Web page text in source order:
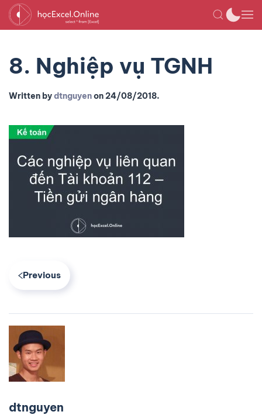
8. Nghiệp vụ TGNH
Written bydtnguyenon24/08/2018.
Previous
dtnguyen